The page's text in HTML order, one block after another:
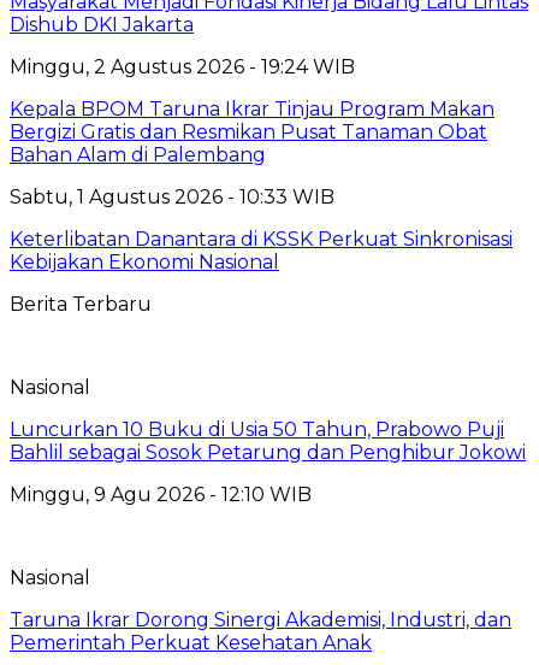
Dishub DKI Jakarta
Minggu, 2 Agustus 2026 - 19:24 WIB
Kepala BPOM Taruna Ikrar Tinjau Program Makan
Bergizi Gratis dan Resmikan Pusat Tanaman Obat
Bahan Alam di Palembang
Sabtu, 1 Agustus 2026 - 10:33 WIB
Keterlibatan Danantara di KSSK Perkuat Sinkronisasi
Kebijakan Ekonomi Nasional
Berita Terbaru
Nasional
Luncurkan 10 Buku di Usia 50 Tahun, Prabowo Puji
Bahlil sebagai Sosok Petarung dan Penghibur Jokowi
Minggu, 9 Agu 2026 - 12:10 WIB
Nasional
Taruna Ikrar Dorong Sinergi Akademisi, Industri, dan
Pemerintah Perkuat Kesehatan Anak